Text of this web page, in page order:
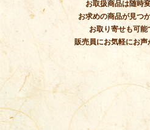
お取扱商品は随時
お求めの商品が見つ
お取り寄せも可能
販売員にお気軽にお声